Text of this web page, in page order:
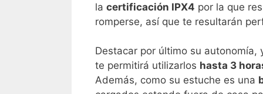
la certificación IPX4 por la que
romperse, así que te resultarán
Destacar por último su
te permitirá utilizarlos hasta 3
Además, como su estuche es una